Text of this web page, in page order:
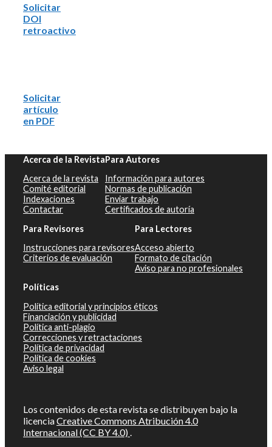
Solicitar
DOI
retroactivo
Solicitar
artículo
en PDF
Acerca de la Revista
Acerca de la revista
Comité editorial
Indexaciones
Contactar
Para Autores
Información para autores
Normas de publicación
Enviar trabajo
Certificados de autoría
Para Revisores
Instrucciones para revisores
Criterios de evaluación
Para Lectores
Acceso abierto
Formato de citación
Aviso para no profesionales
Políticas
Política editorial y principios éticos
Financiación y publicidad
Política anti-plagio
Correcciones y retractaciones
Política de privacidad
Política de cookies
Aviso legal
Los contenidos de esta revista se distribuyen bajo la
licenciaCreative Commons Atribución 4.0
Internacional (CC BY 4.0) .